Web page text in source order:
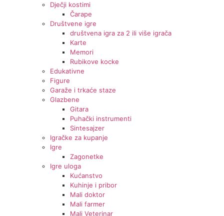
Dječji kostimi
Čarape
Društvene igre
društvena igra za 2 ili više igrača
Karte
Memori
Rubikove kocke
Edukativne
Figure
Garaže i trkaće staze
Glazbene
Gitara
Puhački instrumenti
Sintesajzer
Igračke za kupanje
Igre
Zagonetke
Igre uloga
Kućanstvo
Kuhinje i pribor
Mali doktor
Mali farmer
Mali Veterinar